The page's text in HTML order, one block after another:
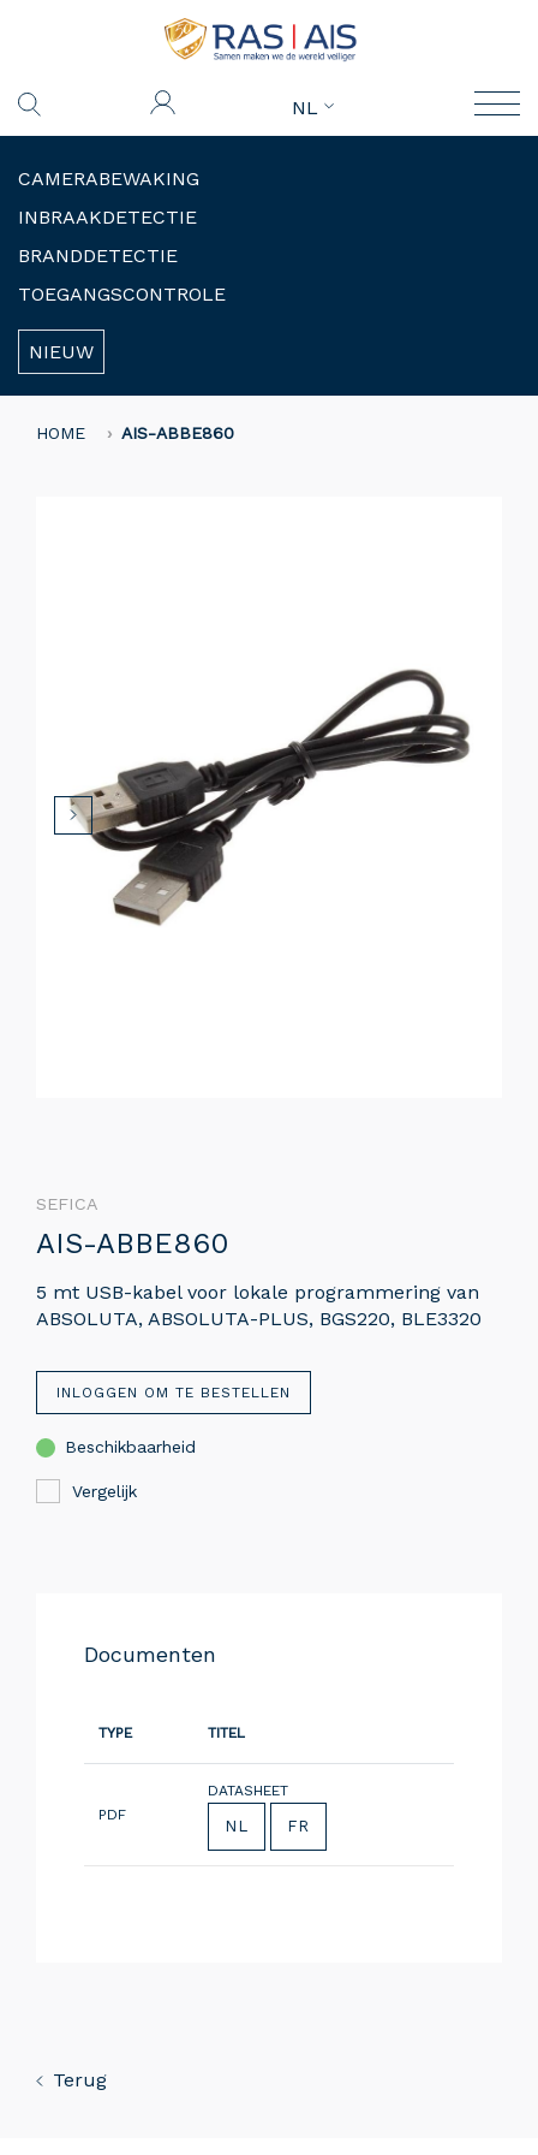
NL
CAMERABEWAKING
INBRAAKDETECTIE
BRANDDETECTIE
TOEGANGSCONTROLE
NIEUW
HOME AIS-ABBE860
SEFICA
AIS-ABBE860
5 mt USB-kabel voor lokale programmering van
ABSOLUTA, ABSOLUTA-PLUS, BGS220, BLE3320
INLOGGEN OM TE BESTELLEN
Beschikbaarheid
Vergelijk
Documenten
TYPE TITEL
PDF
DATASHEET
NL FR
Terug